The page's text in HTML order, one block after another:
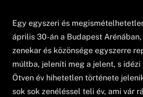
Egy egyszeri és
április 30-án a Budapest
zenekar és közönsége egyszerre
múltba, jeleníti meg a jelent, s idézi
Ötven év hihetetlen története
sok sok zenéléssel teli év, ami vár